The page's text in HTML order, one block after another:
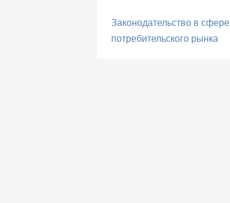
Законодательство в сфере
потребительского рынка